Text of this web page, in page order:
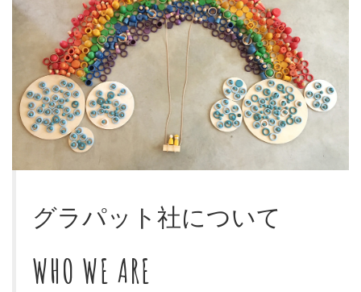
グラパット社について
WHO WE ARE